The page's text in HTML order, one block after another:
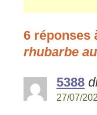
6 réponses
rhubarbe
5388
27/07/